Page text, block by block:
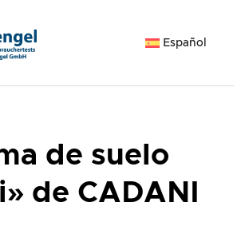
Español
de suelo
de CADANI